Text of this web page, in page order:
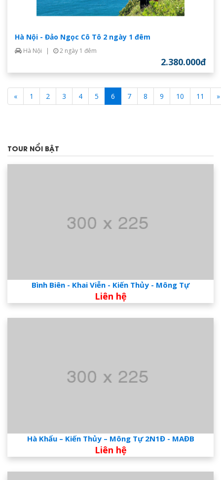
Hà Nội - Đảo Ngọc Cô Tô 2 ngày 1 đêm
Hà Nội | 2 ngày 1 đêm
2.380.000đ
« 1 2 3 4 5 6 7 8 9 10 11 »
TOUR NỔI BẬT
Bình Biên - Khai Viễn - Kiến Thủy - Mông Tự
Liên hệ
Hà Khẩu – Kiến Thủy – Mông Tự 2N1Đ - MAĐB
Liên hệ